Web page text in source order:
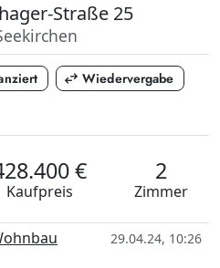
Straße 25
swap_horiz Wiedervergabe
€
Kaufpreis
2
Zimmer
29.04.24, 10:26